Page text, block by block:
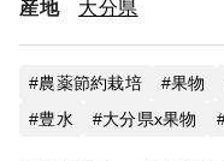
産地 大分県
農薬節約栽培 果物
豊水
大分県x果物